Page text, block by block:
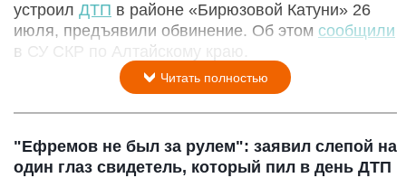
устроил ДТП в районе «Бирюзовой Катуни» 26
июля, предъявили обвинение. Об этом сообщили
в СУ СКР по Алтайскому краю.
Читать полностью
"Ефремов не был за рулем": заявил слепой на
один глаз свидетель, который пил в день ДТП